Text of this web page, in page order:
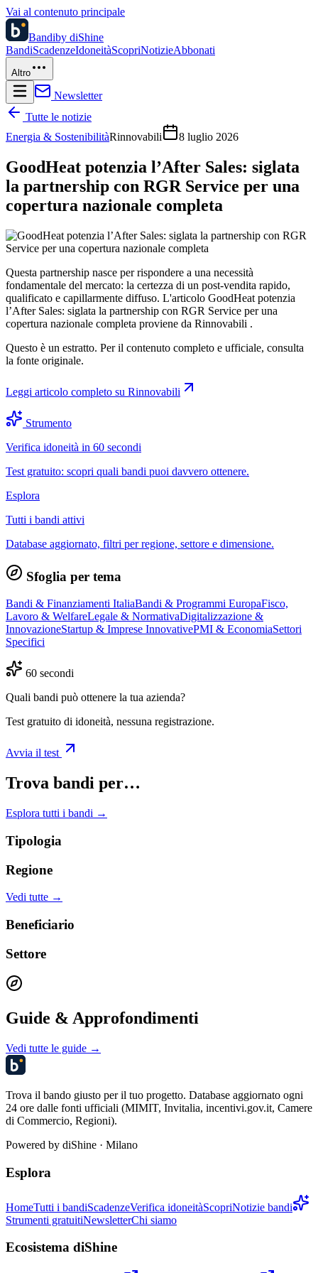
Vai al contenuto principale
Bandiby diShine
BandiScadenzeIdoneitàScopriNotizieAbbonati
Altro
Newsletter
Tutte le notizie
Energia & SostenibilitàRinnovabili 8 luglio 2026
GoodHeat potenzia l’After Sales: siglata
la partnership con RGR Service per una
copertura nazionale completa
Questa partnership nasce per rispondere a una necessità
fondamentale del mercato: la certezza di un post-vendita rapido,
qualificato e capillarmente diffuso. L'articolo GoodHeat potenzia
l’After Sales: siglata la partnership con RGR Service per una
copertura nazionale completa proviene da Rinnovabili .
Questo è un estratto. Per il contenuto completo e ufficiale, consulta
la fonte originale.
Leggi articolo completo su Rinnovabili
Strumento
Verifica idoneità in 60 secondi
Test gratuito: scopri quali bandi puoi davvero ottenere.
Esplora
Tutti i bandi attivi
Database aggiornato, filtri per regione, settore e dimensione.
Sfoglia per tema
Bandi & Finanziamenti ItaliaBandi & Programmi EuropaFisco,
Lavoro & WelfareLegale & NormativaDigitalizzazione &
InnovazioneStartup & Imprese InnovativePMI & EconomiaSettori
Specifici
60 secondi
Quali bandi può ottenere la tua azienda?
Test gratuito di idoneità, nessuna registrazione.
Avvia il test
Trova bandi per…
Esplora tutti i bandi →
Tipologia
Regione
Vedi tutte →
Beneficiario
Settore
Guide & Approfondimenti
Vedi tutte le guide →
Trova il bando giusto per il tuo progetto. Database aggiornato ogni
24 ore dalle fonti ufficiali (MIMIT, Invitalia, incentivi.gov.it, Camere
di Commercio, Regioni).
Powered by diShine · Milano
Esplora
HomeTutti i bandiScadenzeVerifica idoneitàScopriNotizie bandi
Strumenti gratuitiNewsletterChi siamo
Ecosistema diShine